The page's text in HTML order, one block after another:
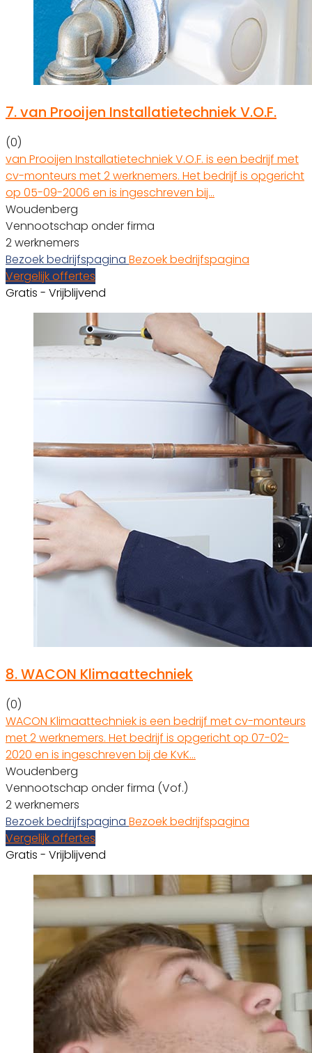
7.van Prooijen Installatietechniek V.O.F.
(0)
van Prooijen Installatietechniek V.O.F. is een bedrijf met
cv-monteurs met 2 werknemers. Het bedrijf is opgericht
op 05-09-2006 en is ingeschreven bij…
Woudenberg
Vennootschap onder firma
2 werknemers
Bezoek bedrijfspagina Bezoek bedrijfspagina
Vergelijk offertes
Gratis - Vrijblijvend
8.WACON Klimaattechniek
(0)
WACON Klimaattechniek is een bedrijf met cv-monteurs
met 2 werknemers. Het bedrijf is opgericht op 07-02-
2020 en is ingeschreven bij de KvK…
Woudenberg
Vennootschap onder firma (Vof.)
2 werknemers
Bezoek bedrijfspagina Bezoek bedrijfspagina
Vergelijk offertes
Gratis - Vrijblijvend